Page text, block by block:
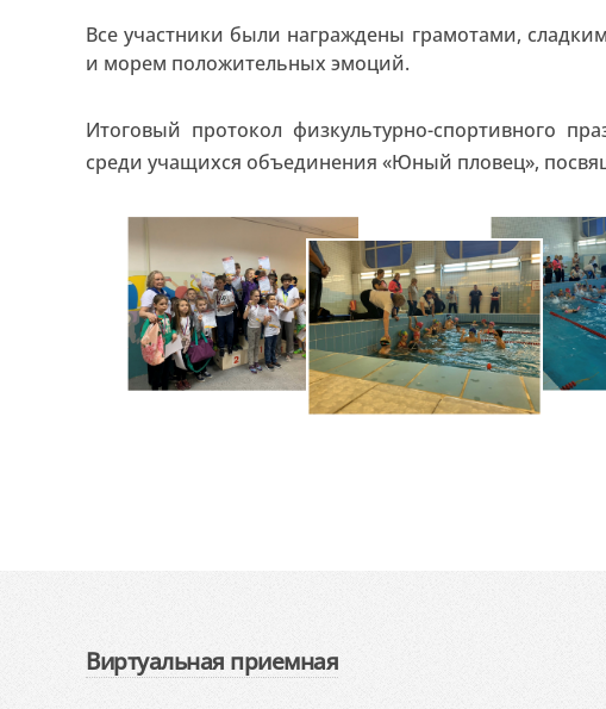
Все участники были награждены грамотами,
и морем положительных эмоций.
Итоговый протокол физкультурно-спортивного
среди учащихся объединения «Юный пловец»,
Виртуальная приемная